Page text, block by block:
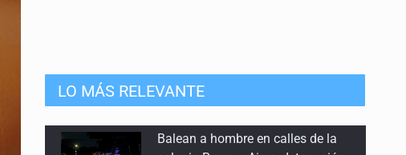
LO MÁS RELEVANTE
Llega en carreta al hospital tras